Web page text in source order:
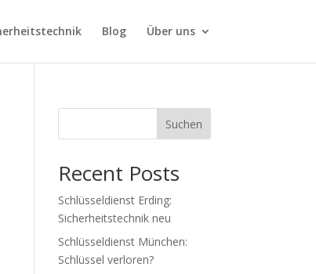
Blog Über uns
Suchen
Recent Posts
Schlüsseldienst Erding:
Sicherheitstechnik neu
Schlüsseldienst München:
Schlüssel verloren?